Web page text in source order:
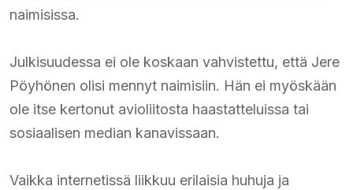
naimisissa.
Julkisuudessa ei ole koskaan vahvistettu, että Jere
Pöyhönen olisi mennyt naimisiin. Hän ei myöskään
ole itse kertonut avioliitosta haastatteluissa tai
sosiaalisen median kanavissaan.
Vaikka internetissä liikkuu erilaisia huhuja ja